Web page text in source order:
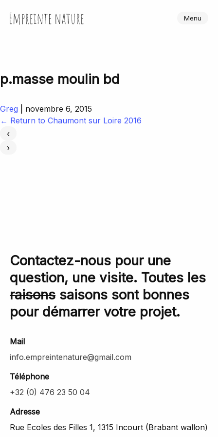
Empreinte Nature Menu
p.masse moulin bd
Greg
novembre 6, 2015
← Return to Chaumont sur Loire 2016
‹
›
Contactez-nous pour une
question, une visite. Toutes les
raisons saisons sont bonnes
pour démarrer votre projet.
Mail
info.empreintenature@gmail.com
Téléphone
+32 (0) 476 23 50 04
Adresse
Rue Ecoles des Filles 1, 1315 Incourt (Brabant wallon)